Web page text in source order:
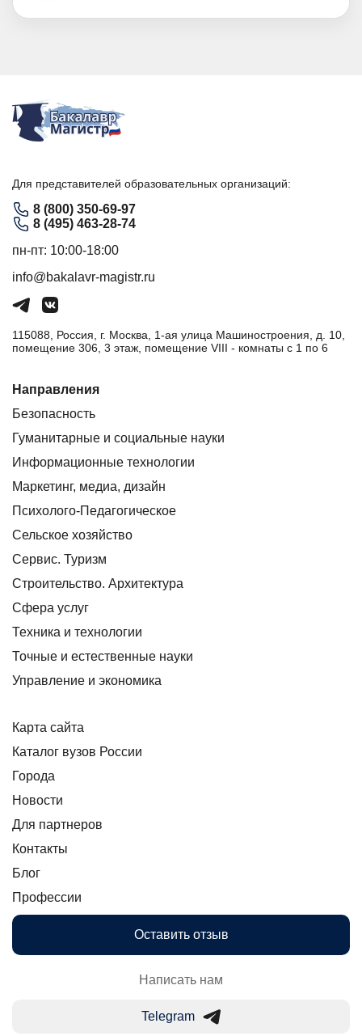
Для представителей образовательных организаций:
8 (800) 350-69-97
8 (495) 463-28-74
пн-пт: 10:00-18:00
info@bakalavr-magistr.ru
115088, Россия, г. Москва, 1-ая улица Машиностроения, д. 10,
помещение 306, 3 этаж, помещение VIII - комнаты с 1 по 6
Направления
Безопасность
Гуманитарные и социальные науки
Информационные технологии
Маркетинг, медиа, дизайн
Психолого-Педагогическое
Сельское хозяйство
Сервис. Туризм
Строительство. Архитектура
Сфера услуг
Техника и технологии
Точные и естественные науки
Управление и экономика
Карта сайта
Каталог вузов России
Города
Новости
Для партнеров
Контакты
Блог
Профессии
Оставить отзыв
Написать нам
Telegram